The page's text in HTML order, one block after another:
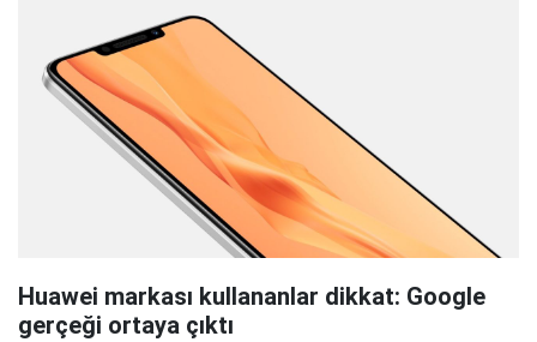
Huawei markası kullananlar dikkat: Google
gerçeği ortaya çıktı